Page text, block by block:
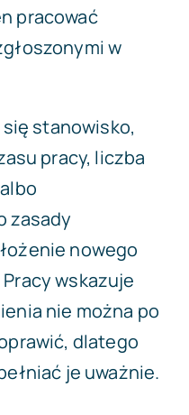
pracować
w
stanowisko,
pracy, liczba
zasady
nowego
wskazuje
nie można po
dlatego
je uważnie.